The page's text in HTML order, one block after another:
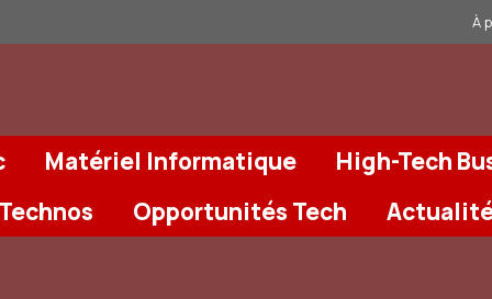
À
Matériel Informatique
High-Tech
Opportunités Tech